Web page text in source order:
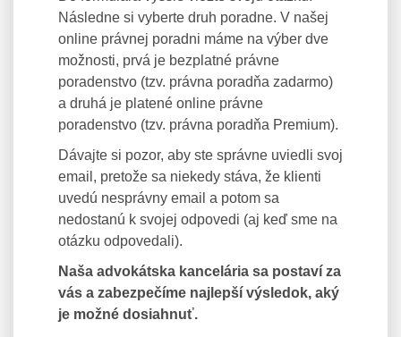
Následne si vyberte druh poradne. V našej
online právnej poradni máme na výber dve
možnosti, prvá je bezplatné právne
poradenstvo (tzv. právna poradňa zadarmo)
a druhá je platené online právne
poradenstvo (tzv. právna poradňa Premium).
Dávajte si pozor, aby ste správne uviedli svoj
email, pretože sa niekedy stáva, že klienti
uvedú nesprávny email a potom sa
nedostanú k svojej odpovedi (aj keď sme na
otázku odpovedali).
Naša advokátska kancelária sa postaví za
vás a zabezpečíme najlepší výsledok, aký
je možné dosiahnuť.